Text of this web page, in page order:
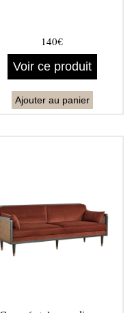
140€
Voir ce produit
Ajouter au panier